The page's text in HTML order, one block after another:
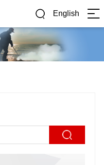
English